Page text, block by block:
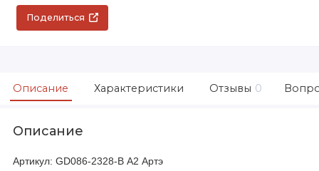
Поделиться
Описание Характеристики Отзывы 0
Описание
Артикул: GD086-2328-B А2 Артэ